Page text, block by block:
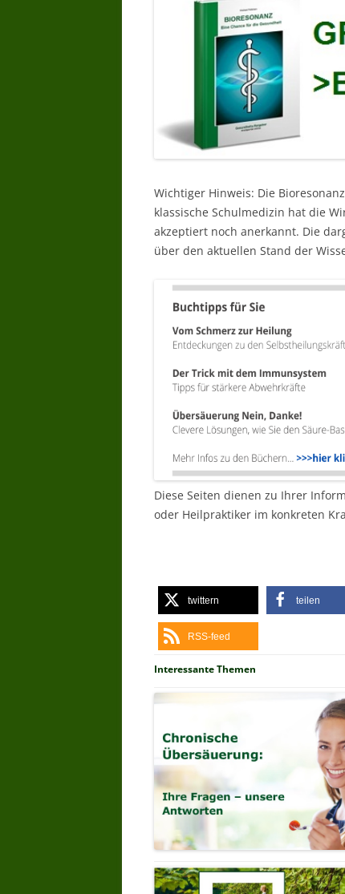
Wichtiger Hinweis: Die
klassische Schulmedizin hat die
akzeptiert noch anerkannt. Die
über den aktuellen Stand der
Diese Seiten dienen zu Ihrer
oder Heilpraktiker im konkreten
twittern teilen
RSS-feed
Interessante Themen